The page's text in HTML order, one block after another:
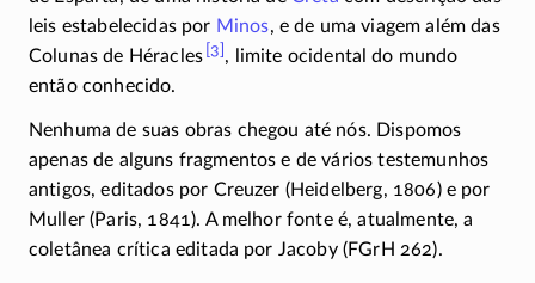
leis estabelecidas por Minos, e de uma viagem além das
Colunas de Héracles [3] , limite ocidental do mundo
então conhecido.
Nenhuma de suas obras chegou até nós. Dispomos
apenas de alguns fragmentos e de vários testemunhos
antigos, editados por Creuzer (Heidelberg, 1806) e por
Muller (Paris, 1841). A melhor fonte é, atualmente, a
coletânea crítica editada por Jacoby (FGrH 262).